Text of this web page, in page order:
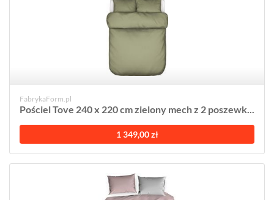
FabrykaForm.pl
Pościel Tove 240 x 220 cm zielony mech z 2 poszewk...
1 349,00 zł